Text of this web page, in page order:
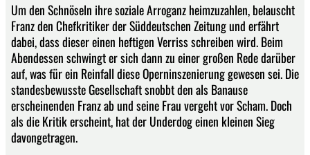
Um den Schnöseln ihre soziale Arroganz heimzuzahlen, belauscht
Franz den Chefkritiker der Süddeutschen Zeitung und erfährt
dabei, dass dieser einen heftigen Verriss schreiben wird. Beim
Abendessen schwingt er sich dann zu einer großen Rede darüber
auf, was für ein Reinfall diese Operninszenierung gewesen sei. Die
standesbewusste Gesellschaft snobbt den als Banause
erscheinenden Franz ab und seine Frau vergeht vor Scham. Doch
als die Kritik erscheint, hat der Underdog einen kleinen Sieg
davongetragen.